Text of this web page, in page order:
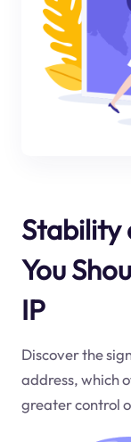
Stability
You
IP
Discover the
address, which
greater control